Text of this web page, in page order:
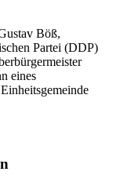
Böß,
Partei (DDP)
eines